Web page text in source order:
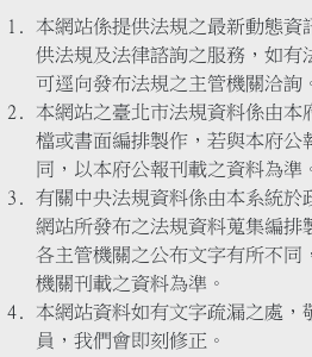
本網站係提供法規之最新動態資
供法規及法律諮詢之服務，如有
可逕向發布法規之主管機關洽詢
本網站之臺北市法規資料係由本
檔或書面編排製作，若與本府公
同，以本府公報刊載之資料為準
有關中央法規資料係由本系統於
網站所發布之法規資料蒐集編排
各主管機關之公布文字有所不同
機關刊載之資料為準。
本網站資料如有文字疏漏之處，
員，我們會即刻修正。